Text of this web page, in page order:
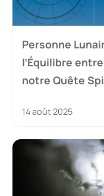
Personne
l’Équilibre
notre Quête
14 août 2025